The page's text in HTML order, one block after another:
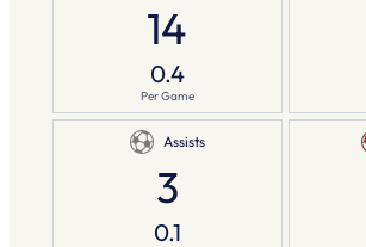
14
0.4
Per Game
Assists
3
0.1